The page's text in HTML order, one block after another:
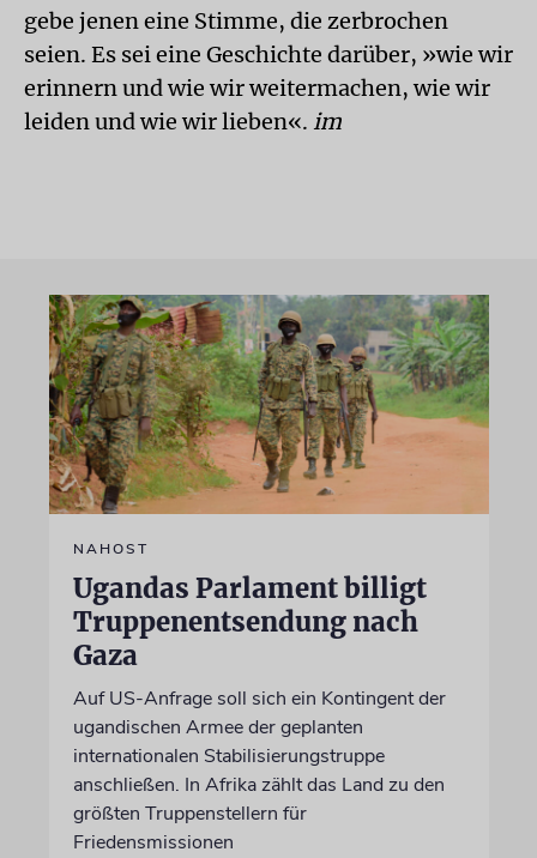
gebe jenen eine Stimme, die zerbrochen
seien. Es sei eine Geschichte darüber, »wie wir
erinnern und wie wir weitermachen, wie wir
leiden und wie wir lieben«. im
NAHOST
Ugandas Parlament billigt
Truppenentsendung nach
Gaza
Auf US-Anfrage soll sich ein Kontingent der
ugandischen Armee der geplanten
internationalen Stabilisierungstruppe
anschließen. In Afrika zählt das Land zu den
größten Truppenstellern für
Friedensmissionen